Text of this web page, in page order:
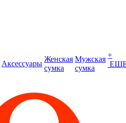
Аксессуары
Женская
сумка
Мужская
сумка
+